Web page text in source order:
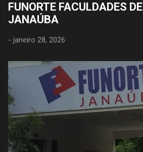
FUNORTE FACULDADES DE
JANAÚBA
- janeiro 28, 2026